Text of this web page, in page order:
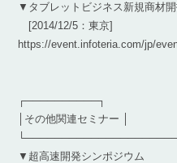
▼タブレットビジネス新規商材
[2014/12/5：東京]
https://event.infoteria.com/jp/
┌──────────┐
│その他関連セミナー │
▼超高速開発シンポジウム